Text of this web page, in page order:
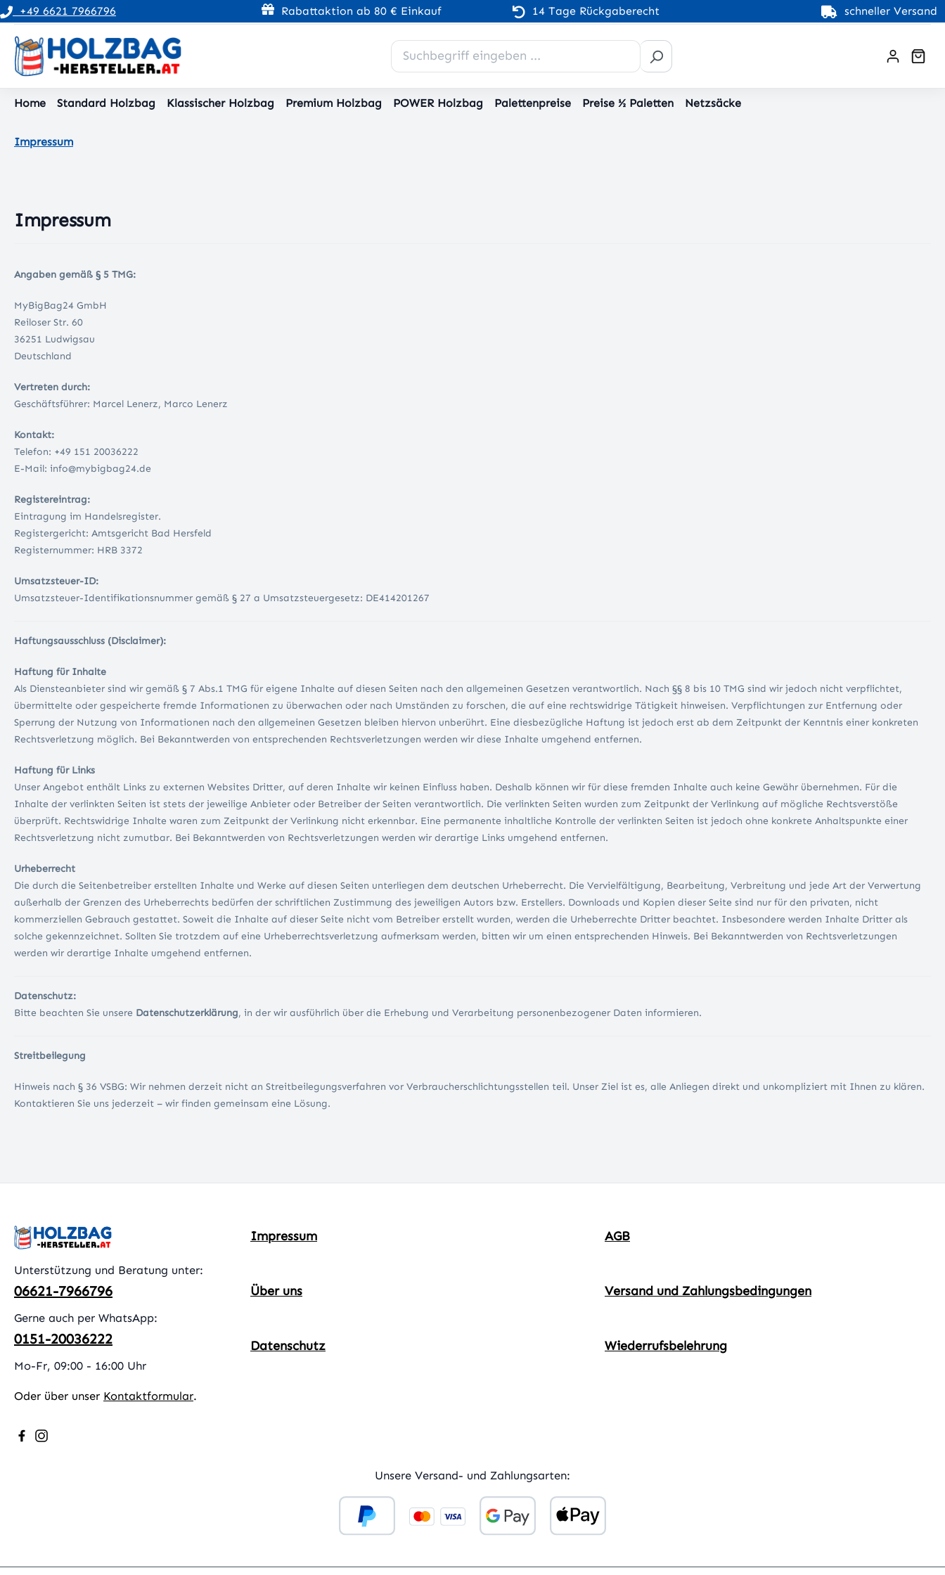
Zur Hauptnavigation springen
+49 6621 7966796 Rabattaktion ab 80 € Einkauf 14 Tage Rückgaberecht schneller Versand
Home Standard Holzbag Klassischer Holzbag Premium Holzbag POWER Holzbag Palettenpreise Preise ½ Paletten Netzsäcke
Impressum
Impressum
Angaben gemäß § 5 TMG:
MyBigBag24 GmbH
Reiloser Str. 60
36251 Ludwigsau
Deutschland
Vertreten durch:
Geschäftsführer: Marcel Lenerz, Marco Lenerz
Kontakt:
Telefon: +49 151 20036222
E-Mail: info@mybigbag24.de
Registereintrag:
Eintragung im Handelsregister.
Registergericht: Amtsgericht Bad Hersfeld
Registernummer: HRB 3372
Umsatzsteuer-ID:
Umsatzsteuer-Identifikationsnummer gemäß § 27 a Umsatzsteuergesetz: DE414201267
Haftungsausschluss (Disclaimer):
Haftung für Inhalte
Als Diensteanbieter sind wir gemäß § 7 Abs.1 TMG für eigene Inhalte auf diesen Seiten nach den allgemeinen Gesetzen verantwortlich. Nach §§ 8 bis 10 TMG sind wir jedoch nicht verpflichtet,
übermittelte oder gespeicherte fremde Informationen zu überwachen oder nach Umständen zu forschen, die auf eine rechtswidrige Tätigkeit hinweisen. Verpflichtungen zur Entfernung oder
Sperrung der Nutzung von Informationen nach den allgemeinen Gesetzen bleiben hiervon unberührt. Eine diesbezügliche Haftung ist jedoch erst ab dem Zeitpunkt der Kenntnis einer konkreten
Rechtsverletzung möglich. Bei Bekanntwerden von entsprechenden Rechtsverletzungen werden wir diese Inhalte umgehend entfernen.
Haftung für Links
Unser Angebot enthält Links zu externen Websites Dritter, auf deren Inhalte wir keinen Einfluss haben. Deshalb können wir für diese fremden Inhalte auch keine Gewähr übernehmen. Für die
Inhalte der verlinkten Seiten ist stets der jeweilige Anbieter oder Betreiber der Seiten verantwortlich. Die verlinkten Seiten wurden zum Zeitpunkt der Verlinkung auf mögliche Rechtsverstöße
überprüft. Rechtswidrige Inhalte waren zum Zeitpunkt der Verlinkung nicht erkennbar. Eine permanente inhaltliche Kontrolle der verlinkten Seiten ist jedoch ohne konkrete Anhaltspunkte einer
Rechtsverletzung nicht zumutbar. Bei Bekanntwerden von Rechtsverletzungen werden wir derartige Links umgehend entfernen.
Urheberrecht
Die durch die Seitenbetreiber erstellten Inhalte und Werke auf diesen Seiten unterliegen dem deutschen Urheberrecht. Die Vervielfältigung, Bearbeitung, Verbreitung und jede Art der Verwertung
außerhalb der Grenzen des Urheberrechts bedürfen der schriftlichen Zustimmung des jeweiligen Autors bzw. Erstellers. Downloads und Kopien dieser Seite sind nur für den privaten, nicht
kommerziellen Gebrauch gestattet. Soweit die Inhalte auf dieser Seite nicht vom Betreiber erstellt wurden, werden die Urheberrechte Dritter beachtet. Insbesondere werden Inhalte Dritter als
solche gekennzeichnet. Sollten Sie trotzdem auf eine Urheberrechtsverletzung aufmerksam werden, bitten wir um einen entsprechenden Hinweis. Bei Bekanntwerden von Rechtsverletzungen
werden wir derartige Inhalte umgehend entfernen.
Datenschutz:
Bitte beachten Sie unsere Datenschutzerklärung, in der wir ausführlich über die Erhebung und Verarbeitung personenbezogener Daten informieren.
Streitbeilegung
Hinweis nach § 36 VSBG: Wir nehmen derzeit nicht an Streitbeilegungsverfahren vor Verbraucherschlichtungsstellen teil. Unser Ziel ist es, alle Anliegen direkt und unkompliziert mit Ihnen zu klären.
Kontaktieren Sie uns jederzeit – wir finden gemeinsam eine Lösung.
Unterstützung und Beratung unter:
06621-7966796
Gerne auch per WhatsApp:
0151-20036222
Mo-Fr, 09:00 - 16:00 Uhr
Oder über unser Kontaktformular.
Besuche uns auf Facebook – öffnet in neuem Tab (externer Link)
Schau auf Instagram vorbei – öffnet in neuem Tab (externer Link)
Impressum AGB
Über uns Versand und Zahlungsbedingungen
Datenschutz Wiederrufsbelehrung
Unsere Versand- und Zahlungsarten: